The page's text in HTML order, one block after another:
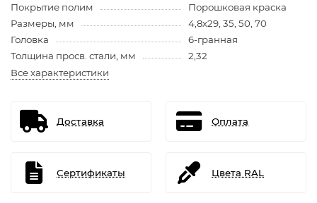
Покрытие полим
Порошковая краска
Размеры, мм
4,8х29, 35, 50, 70
Головка
6-гранная
Толщина просв. стали, мм
2,32
Все характеристики
Доставка Оплата
Сертификаты Цвета RAL